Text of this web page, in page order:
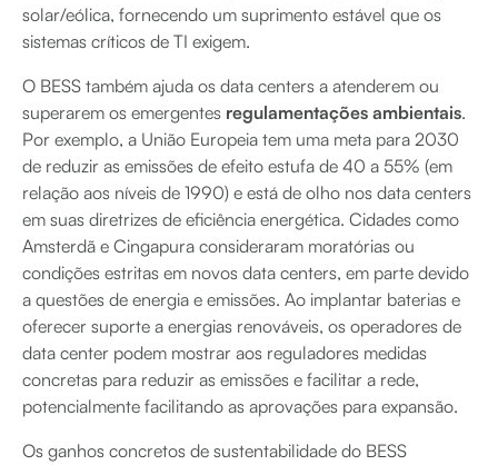
solar/eólica, fornecendo um suprimento estável que os
sistemas críticos de TI exigem.
O BESS também ajuda os data centers a atenderem ou
superarem os emergentes regulamentações ambientais.
Por exemplo, a União Europeia tem uma meta para 2030
de reduzir as emissões de efeito estufa de 40 a 55% (em
relação aos níveis de 1990) e está de olho nos data centers
em suas diretrizes de eficiência energética. Cidades como
Amsterdã e Cingapura consideraram moratórias ou
condições estritas em novos data centers, em parte devido
a questões de energia e emissões. Ao implantar baterias e
oferecer suporte a energias renováveis, os operadores de
data center podem mostrar aos reguladores medidas
concretas para reduzir as emissões e facilitar a rede,
potencialmente facilitando as aprovações para expansão.
Os ganhos concretos de sustentabilidade do BESS